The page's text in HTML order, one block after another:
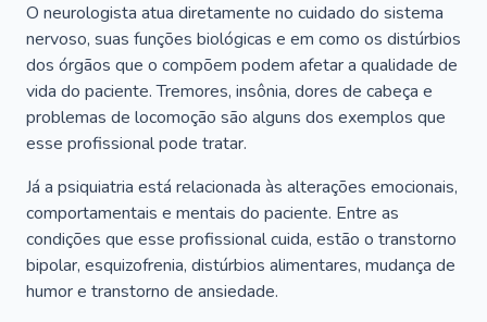
O neurologista atua diretamente no cuidado do sistema
nervoso, suas funções biológicas e em como os distúrbios
dos órgãos que o compõem podem afetar a qualidade de
vida do paciente. Tremores, insônia, dores de cabeça e
problemas de locomoção são alguns dos exemplos que
esse profissional pode tratar.
Já a psiquiatria está relacionada às alterações emocionais,
comportamentais e mentais do paciente. Entre as
condições que esse profissional cuida, estão o transtorno
bipolar, esquizofrenia, distúrbios alimentares, mudança de
humor e transtorno de ansiedade.